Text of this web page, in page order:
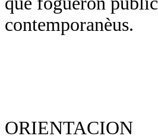
contemporanèus.
ORIENTACION